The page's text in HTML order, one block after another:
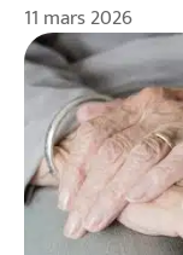
11 mars 2026